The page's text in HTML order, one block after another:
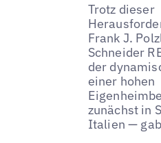
Trotz dieser
Frank J.
Schneider
der
einer hohen
zunächst in
Italien —